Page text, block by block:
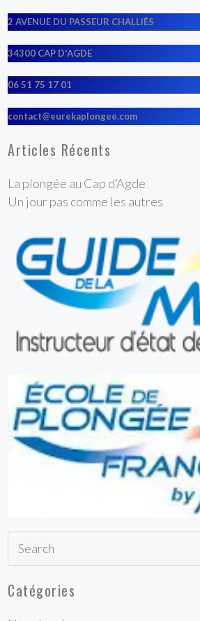
2 AVENUE DU PASSEUR CHALLIÈS
34300 CAP D'AGDE
06 51 75 17 01
contact@eurekaplongee.com
Articles Récents
La plongée au Cap d’Agde
Un jour pas comme les autres
Catégories